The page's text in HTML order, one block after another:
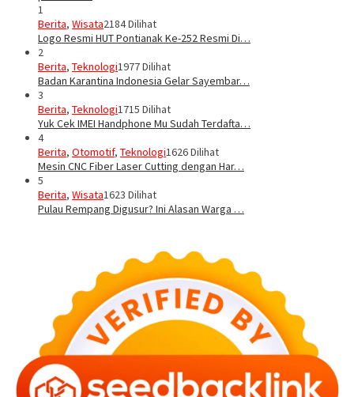
1
Berita, Wisata2184 Dilihat
Logo Resmi HUT Pontianak Ke-252 Resmi Di…
2
Berita, Teknologi1977 Dilihat
Badan Karantina Indonesia Gelar Sayembar…
3
Berita, Teknologi1715 Dilihat
Yuk Cek IMEI Handphone Mu Sudah Terdafta…
4
Berita, Otomotif, Teknologi1626 Dilihat
Mesin CNC Fiber Laser Cutting dengan Har…
5
Berita, Wisata1623 Dilihat
Pulau Rempang Digusur? Ini Alasan Warga …